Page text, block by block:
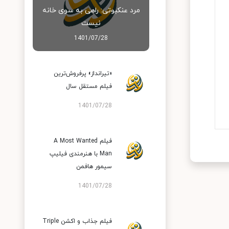
مرد عنکبوتی: راهی به سوی خانه
نیست
1401/07/28
«تیرانداز» پرفروش‌ترین
فیلم مستقل سال
1401/07/28
فیلم A Most Wanted
Man با هنرمندی فیلیپ
سیمور هافمن
1401/07/28
فیلم جذاب و اکشن Triple